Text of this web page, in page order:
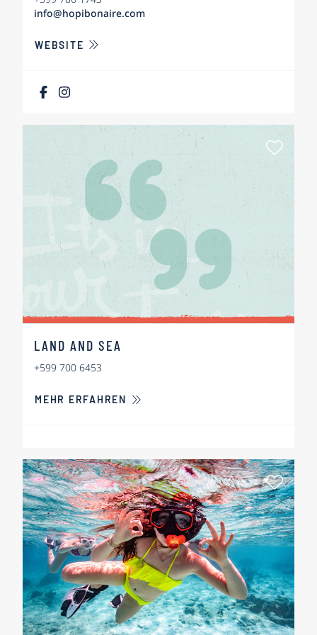
info@hopibonaire.com
WEBSITE ÜBER HOPIBONAIRE
Als
LAND AND SEA
+599 700 6453
MEHR ERFAHREN ÜBER LAND AND SEA
Als